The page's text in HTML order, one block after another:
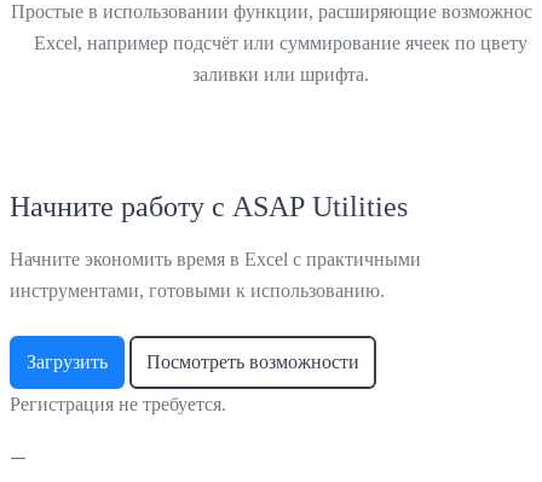
Простые в использовании функции, расширяющие
Excel, например подсчёт или суммирование ячеек по цвету
заливки или шрифта.
Начните работу с ASAP Utilities
Начните экономить время в Excel с практичными
инструментами, готовыми к использованию.
Загрузить Посмотреть возможности
Регистрация не требуется.